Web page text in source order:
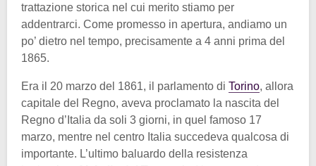
trattazione storica nel cui merito stiamo per
addentrarci. Come promesso in apertura, andiamo un
po’ dietro nel tempo, precisamente a 4 anni prima del
1865.
Era il 20 marzo del 1861, il parlamento di Torino, allora
capitale del Regno, aveva proclamato la nascita del
Regno d’Italia da soli 3 giorni, in quel famoso 17
marzo, mentre nel centro Italia succedeva qualcosa di
importante. L’ultimo baluardo della resistenza